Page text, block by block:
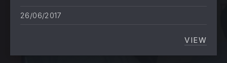
26/06/2017
VIEW
TU